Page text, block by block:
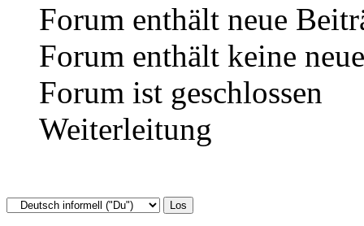
Forum enthält neue
Forum enthält keine
Forum ist geschlossen
Weiterleitung